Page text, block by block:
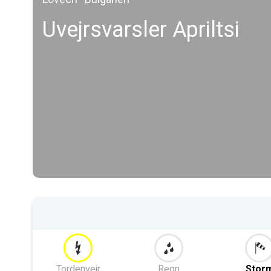
Uvejrsvarsler Apriltsi